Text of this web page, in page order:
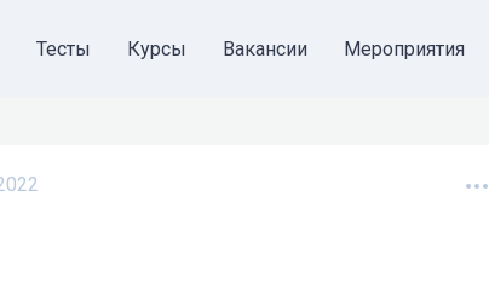
Тесты Курсы Вакансии Мероприятия